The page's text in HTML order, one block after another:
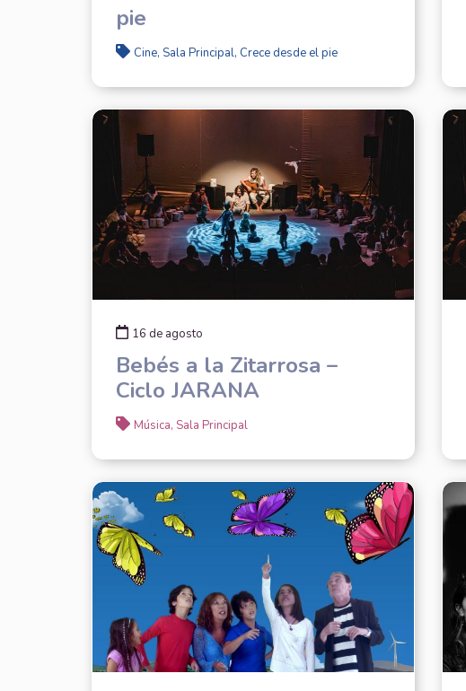
pie
Cine, Sala Principal, Crece desde el pie
16 de agosto
Bebés a la Zitarrosa –
Ciclo JARANA
Música, Sala Principal